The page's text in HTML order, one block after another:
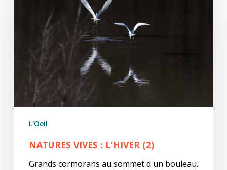
(2)
L'Oeil
NATURES VIVES : L’HIVER (2)
Grands cormorans au sommet d'un bouleau.